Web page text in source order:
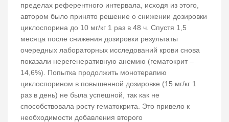
пределах референтного интервала, исходя из этого,
автором было принято решение о снижении дозировки
циклоспорина до 10 мг/кг 1 раз в 48 ч. Спустя 1,5
месяца после снижения дозировки результаты
очередных лабораторных исследований крови снова
показали нерегенеративную анемию (гематокрит –
14,6%). Попытка продолжить монотерапию
циклоспорином в повышенной дозировке (15 мг/кг 1
раз в день) не была успешной, так как не
способствовала росту гематокрита. Это привело к
необходимости добавления второго